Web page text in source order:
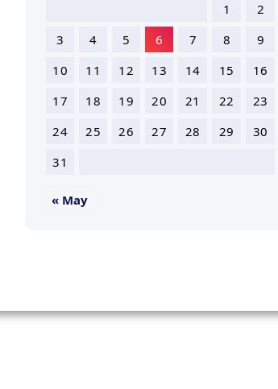
1
2
3
4 5 6 7 8
9
10
11 12 13 14 15
16
17
18 19 20 21 22
23
24
25 26 27 28 29
30
31
« May